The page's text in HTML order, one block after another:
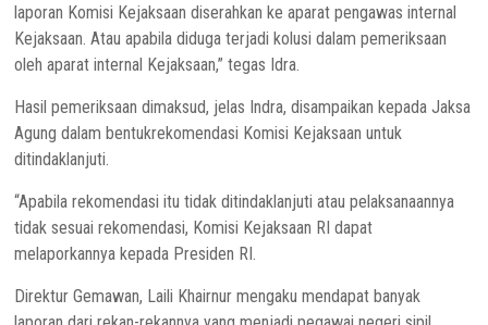
laporan Komisi Kejaksaan diserahkan ke aparat pengawas internal
Kejaksaan. Atau apabila diduga terjadi kolusi dalam pemeriksaan
oleh aparat internal Kejaksaan,” tegas Idra.
Hasil pemeriksaan dimaksud, jelas Indra, disampaikan kepada Jaksa
Agung dalam bentukrekomendasi Komisi Kejaksaan untuk
ditindaklanjuti.
“Apabila rekomendasi itu tidak ditindaklanjuti atau pelaksanaannya
tidak sesuai rekomendasi, Komisi Kejaksaan RI dapat
melaporkannya kepada Presiden RI.
Direktur Gemawan, Laili Khairnur mengaku mendapat banyak